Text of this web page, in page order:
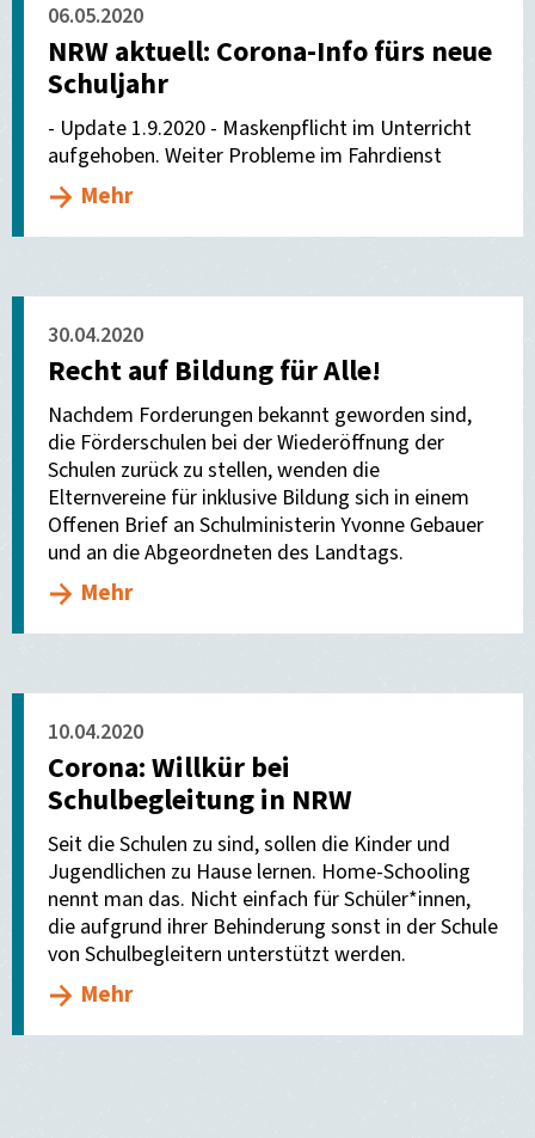
06.05.2020
NRW aktuell: Corona-Info fürs neue
Schuljahr
- Update 1.9.2020 - Maskenpflicht im Unterricht
aufgehoben. Weiter Probleme im Fahrdienst
Mehr
30.04.2020
Recht auf Bildung für Alle!
Nachdem Forderungen bekannt geworden sind,
die Förderschulen bei der Wiederöffnung der
Schulen zurück zu stellen, wenden die
Elternvereine für inklusive Bildung sich in einem
Offenen Brief an Schulministerin Yvonne Gebauer
und an die Abgeordneten des Landtags.
Mehr
10.04.2020
Corona: Willkür bei
Schulbegleitung in NRW
Seit die Schulen zu sind, sollen die Kinder und
Jugendlichen zu Hause lernen. Home-Schooling
nennt man das. Nicht einfach für Schüler*innen,
die aufgrund ihrer Behinderung sonst in der Schule
von Schulbegleitern unterstützt werden.
Mehr